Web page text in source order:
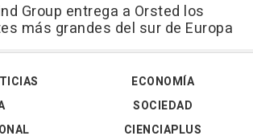
Group entrega a Orsted los
más grandes del sur de Europa
ECONOMÍA
SOCIEDAD
CIENCIAPLUS